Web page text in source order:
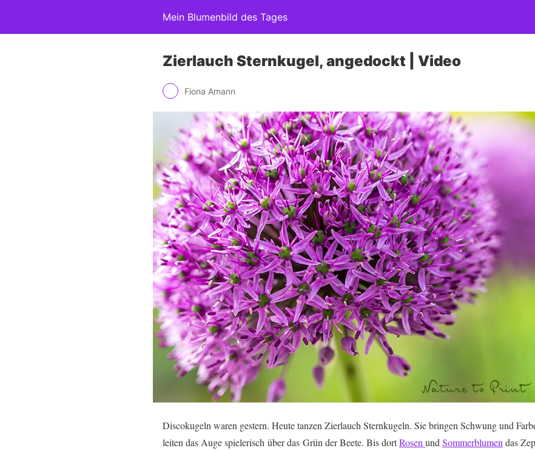
Mein Blumenbild des Tages
Zierlauch Sternkugel, angedockt | Video
Fiona Amann
Discokugeln waren gestern. Heute tanzen Zierlauch Sternkugeln. Sie bringen Schwung und
leiten das Auge spielerisch über das Grün der Beete. Bis dortRosen und Sommerblumen das